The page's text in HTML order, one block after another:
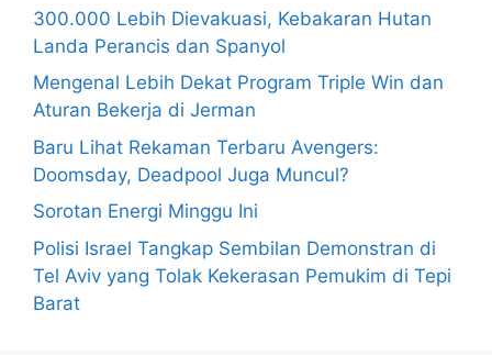
300.000 Lebih Dievakuasi, Kebakaran Hutan
Landa Perancis dan Spanyol
Mengenal Lebih Dekat Program Triple Win dan
Aturan Bekerja di Jerman
Baru Lihat Rekaman Terbaru Avengers:
Doomsday, Deadpool Juga Muncul?
Sorotan Energi Minggu Ini
Polisi Israel Tangkap Sembilan Demonstran di
Tel Aviv yang Tolak Kekerasan Pemukim di Tepi
Barat